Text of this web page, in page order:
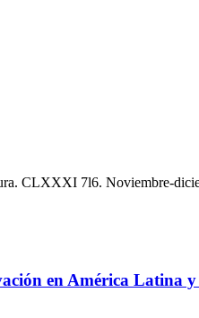
CLXXXI 7l6. Noviembre-
en América Latina